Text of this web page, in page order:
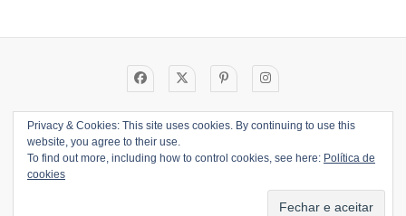
CADASTRO
PLATAFORMAS
CLUBINHO
LIVROS
| Designed by:Theme
Privacy & Cookies: This site uses cookies. By continuing to use this
website, you agree to their use.
To find out more, including how to control cookies, see here: Política de
cookies